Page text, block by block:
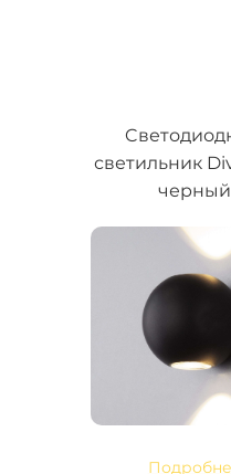
светильник
черный